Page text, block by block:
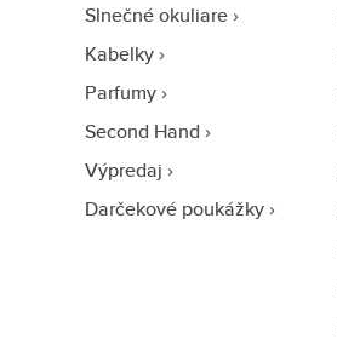
Slnečné okuliare
Kabelky
Parfumy
Second Hand
Výpredaj
Darčekové poukážky